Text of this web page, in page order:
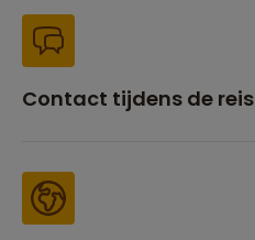
Contact tijdens de reis